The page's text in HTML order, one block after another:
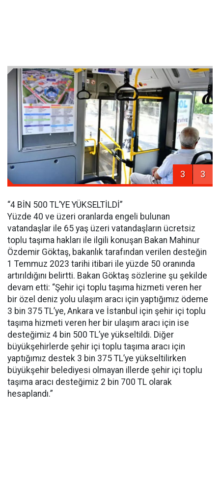
3 3
“4 BİN 500 TL’YE YÜKSELTİLDİ”
Yüzde 40 ve üzeri oranlarda engeli bulunan
vatandaşlar ile 65 yaş üzeri vatandaşların ücretsiz
toplu taşıma hakları ile ilgili konuşan Bakan Mahinur
Özdemir Göktaş, bakanlık tarafından verilen desteğin
1 Temmuz 2023 tarihi itibari ile yüzde 50 oranında
artırıldığını belirtti. Bakan Göktaş sözlerine şu şekilde
devam etti: “Şehir içi toplu taşıma hizmeti veren her
bir özel deniz yolu ulaşım aracı için yaptığımız ödeme
3 bin 375 TL’ye, Ankara ve İstanbul için şehir içi toplu
taşıma hizmeti veren her bir ulaşım aracı için ise
desteğimiz 4 bin 500 TL’ye yükseltildi. Diğer
büyükşehirlerde şehir içi toplu taşıma aracı için
yaptığımız destek 3 bin 375 TL’ye yükseltilirken
büyükşehir belediyesi olmayan illerde şehir içi toplu
taşıma aracı desteğimiz 2 bin 700 TL olarak
hesaplandı.”